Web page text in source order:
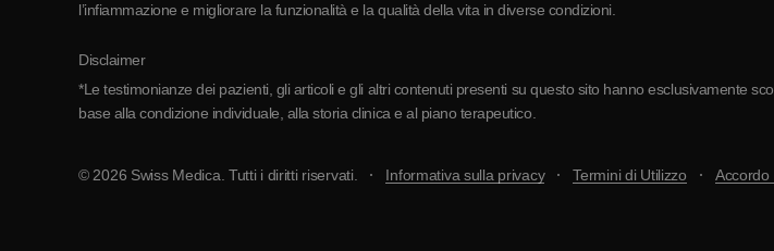
l’infiammazione e migliorare la funzionalità e la qualità della vita in diverse condizioni.
Disclaimer
*Le testimonianze dei pazienti, gli articoli e gli altri contenuti presenti su questo sito hanno esclusivamente
base alla condizione individuale, alla storia clinica e al piano terapeutico.
© 2026 Swiss Medica. Tutti i diritti riservati. Informativa sulla privacy Termini di Utilizzo Accordo